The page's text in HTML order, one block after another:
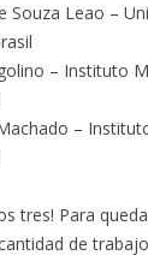
Souza Leao –
– Instituto
–
tres! Para
de